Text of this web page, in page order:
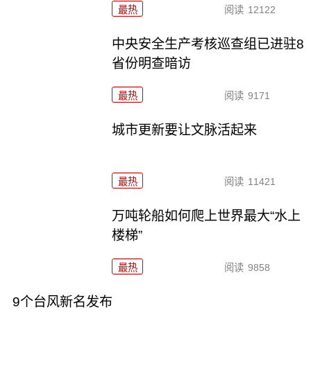
最热 阅读 12122
中央安全生产考核巡查组已进驻8
省份明查暗访
最热 阅读 9171
城市更新要让文脉活起来
最热 阅读 11421
万吨轮船如何爬上世界最大“水上
楼梯”
最热 阅读 9858
9个台风新名发布